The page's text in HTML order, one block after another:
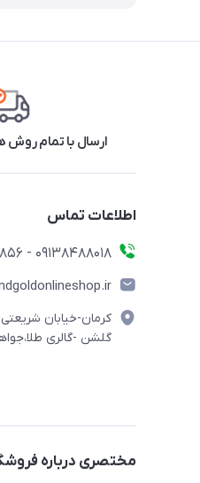
ارسال با تمام
اطلاعات تماس
09138488018 - 09124949856
گلشن -گالری
مختصری درباره